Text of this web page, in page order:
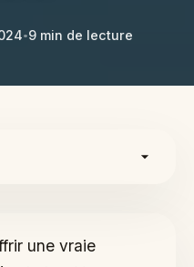
•9 min de lecture
une vraie